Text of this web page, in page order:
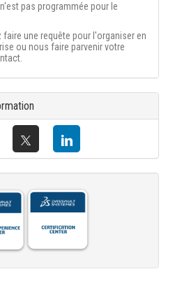
pas programmée pour le
une requête pour l'organiser en
ou nous faire parvenir votre